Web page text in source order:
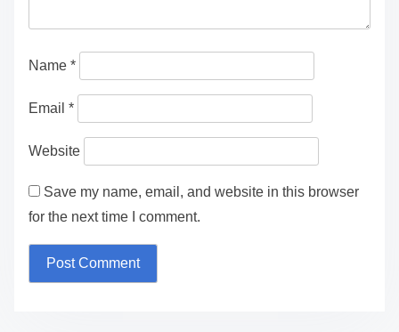
Name *
Email *
Website
Save my name, email, and website in this browser
for the next time I comment.